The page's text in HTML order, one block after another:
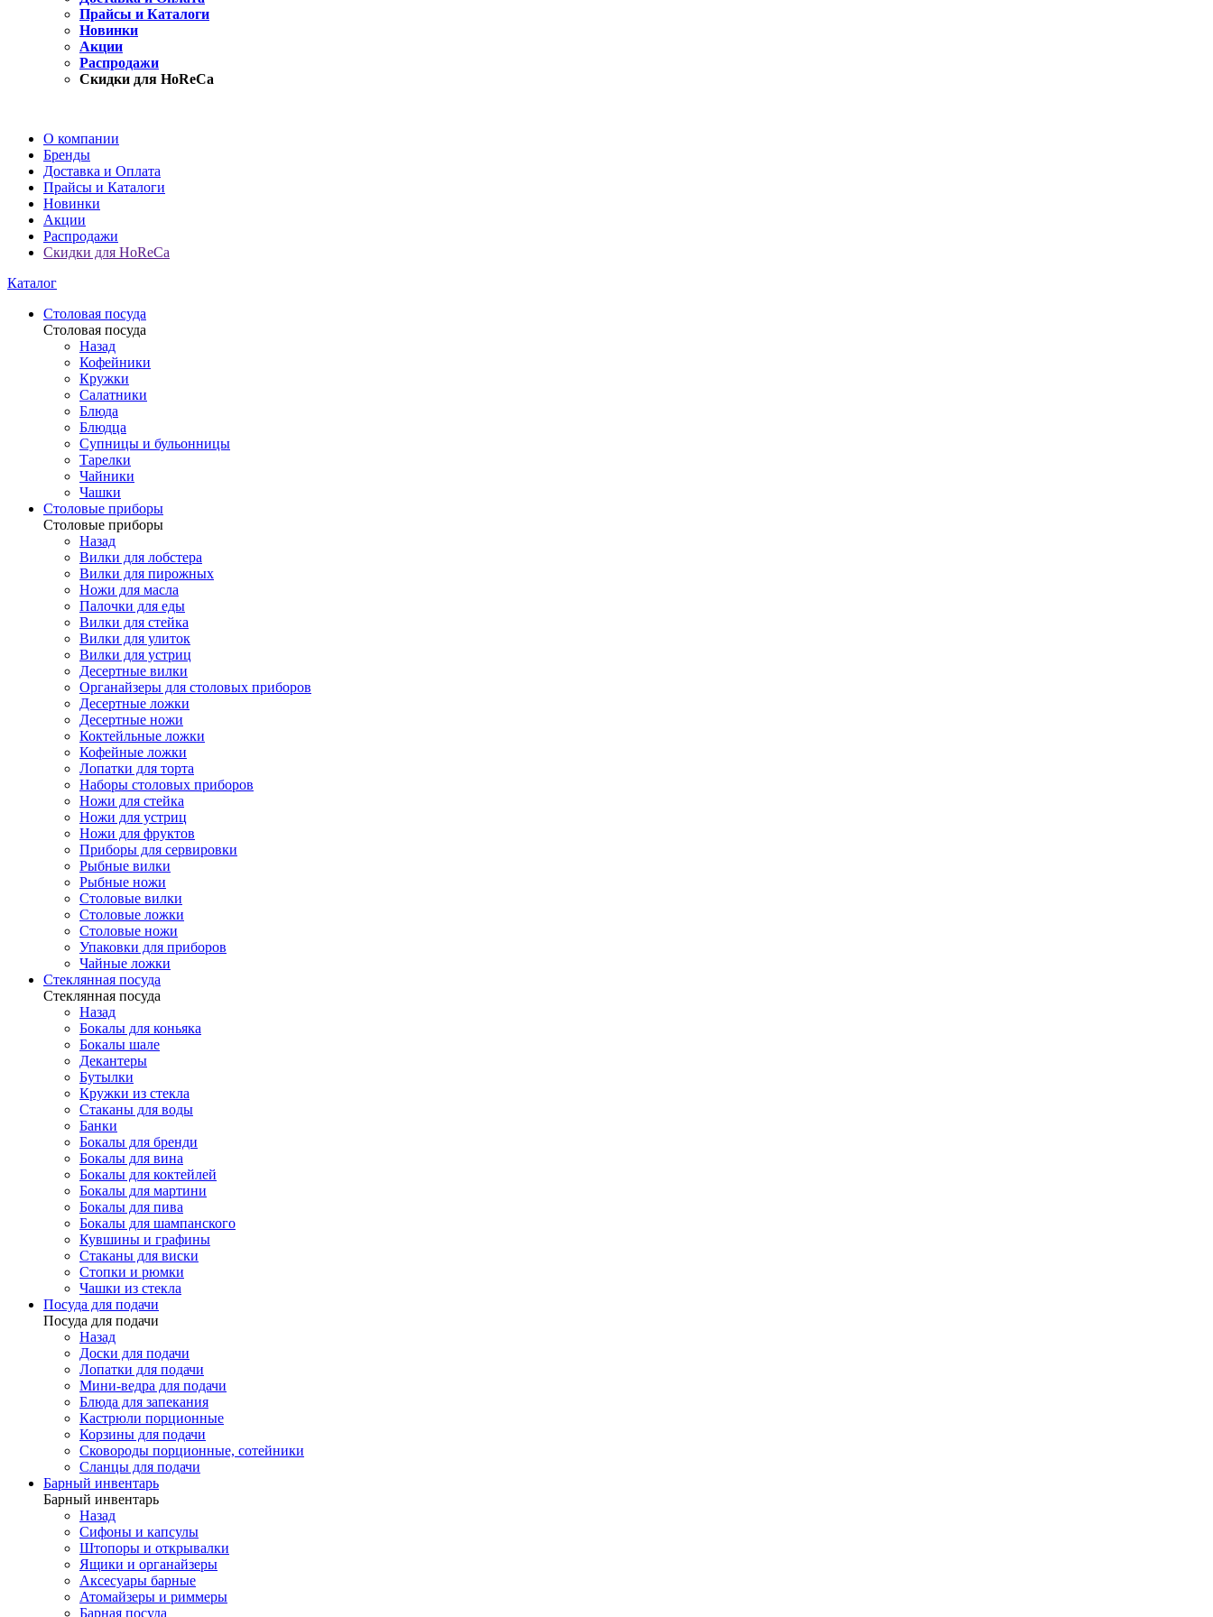
Прайсы и Каталоги
Новинки
Акции
Распродажи
Скидки для HoReCa
О компании
Бренды
Доставка и Оплата
Прайсы и Каталоги
Новинки
Акции
Распродажи
Скидки для HoReCa
Каталог
Столовая посуда
Столовая посуда
Назад
Кофейники
Кружки
Салатники
Блюда
Блюдца
Супницы и бульонницы
Тарелки
Чайники
Чашки
Cтоловые приборы
Cтоловые приборы
Назад
Вилки для лобстера
Вилки для пирожных
Ножи для масла
Палочки для еды
Вилки для стейка
Вилки для улиток
Вилки для устриц
Десертные вилки
Органайзеры для столовых приборов
Десертные ложки
Десертные ножи
Коктейльные ложки
Кофейные ложки
Лопатки для торта
Наборы столовых приборов
Ножи для стейка
Ножи для устриц
Ножи для фруктов
Приборы для сервировки
Рыбные вилки
Рыбные ножи
Столовые вилки
Столовые ложки
Столовые ножи
Упаковки для приборов
Чайные ложки
Стеклянная посуда
Стеклянная посуда
Назад
Бокалы для коньяка
Бокалы шале
Декантеры
Бутылки
Кружки из стекла
Стаканы для воды
Банки
Бокалы для бренди
Бокалы для вина
Бокалы для коктейлей
Бокалы для мартини
Бокалы для пива
Бокалы для шампанского
Кувшины и графины
Стаканы для виски
Стопки и рюмки
Чашки из стекла
Посуда для подачи
Посуда для подачи
Назад
Доски для подачи
Лопатки для подачи
Мини-ведра для подачи
Блюда для запекания
Кастрюли порционные
Корзины для подачи
Сковороды порционные, сотейники
Сланцы для подачи
Барный инвентарь
Барный инвентарь
Назад
Сифоны и капсулы
Штопоры и открывалки
Ящики и органайзеры
Аксесуары барные
Атомайзеры и риммеры
Барная посуда